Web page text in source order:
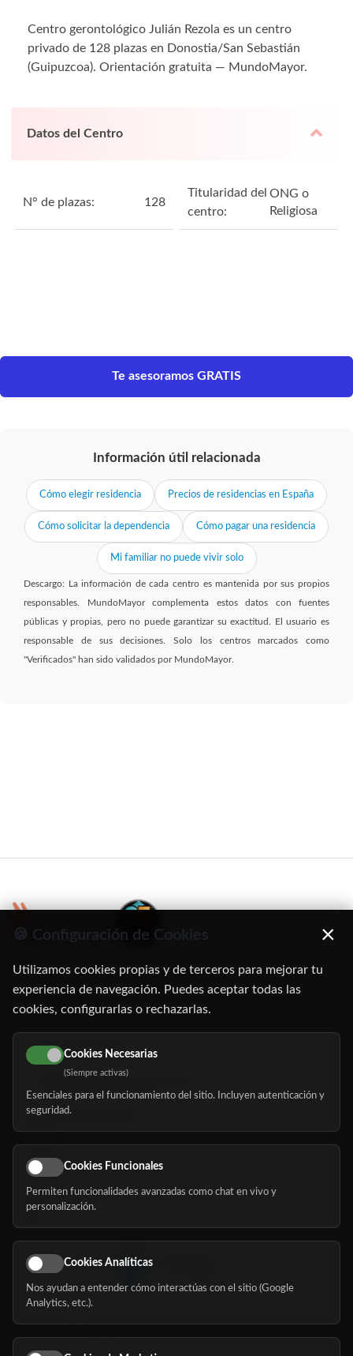
Centro gerontológico Julián Rezola es un centro
privado de 128 plazas en Donostia/San Sebastián
(Guipuzcoa). Orientación gratuita — MundoMayor.
Datos del Centro
N° de plazas: 128
Titularidad del
centro:
ONG o
Religiosa
Te asesoramos GRATIS
Información útil relacionada
Cómo elegir residencia Precios de residencias en España
Cómo solicitar la dependencia Cómo pagar una residencia
Mi familiar no puede vivir solo
Descargo: La información de cada centro es mantenida por sus propios
responsables. MundoMayor complementa estos datos con fuentes
públicas y propias, pero no puede garantizar su exactitud. El usuario es
responsable de sus decisiones. Solo los centros marcados como
"Verificados" han sido validados por MundoMayor.
C/ Oruro, 11. 28016 Madrid
91 345 06 26
616 113 103
hola@mundomayor.com
Buscador de residencias
Eventos
Nosotros
Síguenos
🍪 Configuración de Cookies ×
Utilizamos cookies propias y de terceros para mejorar tu
experiencia de navegación. Puedes aceptar todas las
cookies, configurarlas o rechazarlas.
Cookies Necesarias
(Siempre activas)
Esenciales para el funcionamiento del sitio. Incluyen autenticación y
seguridad.
Cookies Funcionales
Permiten funcionalidades avanzadas como chat en vivo y
personalización.
Cookies Analíticas
Nos ayudan a entender cómo interactúas con el sitio (Google
Analytics, etc.).